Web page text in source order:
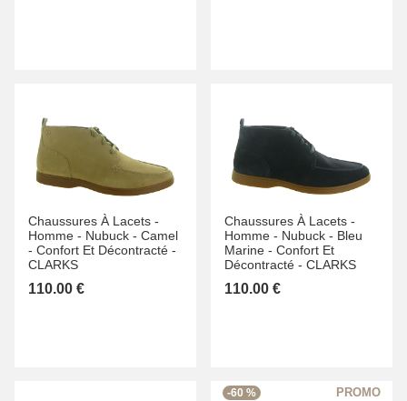
Chaussures À Lacets -
Homme - Nubuck - Camel
- Confort Et Décontracté -
CLARKS
110.00 €
Chaussures À Lacets -
Homme - Nubuck - Bleu
Marine - Confort Et
Décontracté - CLARKS
110.00 €
-60 %